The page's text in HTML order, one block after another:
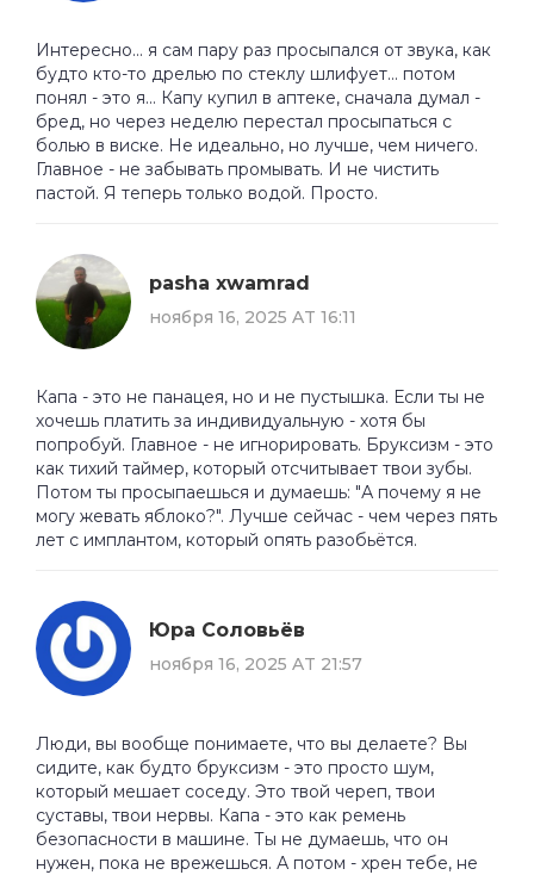
Интересно... я сам пару раз просыпался от звука, как
будто кто-то дрелью по стеклу шлифует... потом
понял - это я... Капу купил в аптеке, сначала думал -
бред, но через неделю перестал просыпаться с
болью в виске. Не идеально, но лучше, чем ничего.
Главное - не забывать промывать. И не чистить
пастой. Я теперь только водой. Просто.
pasha xwamrad
ноября 16, 2025 AT 16:11
Капа - это не панацея, но и не пустышка. Если ты не
хочешь платить за индивидуальную - хотя бы
попробуй. Главное - не игнорировать. Бруксизм - это
как тихий таймер, который отсчитывает твои зубы.
Потом ты просыпаешься и думаешь: "А почему я не
могу жевать яблоко?". Лучше сейчас - чем через пять
лет с имплантом, который опять разобьётся.
Юра Соловьёв
ноября 16, 2025 AT 21:57
Люди, вы вообще понимаете, что вы делаете? Вы
сидите, как будто бруксизм - это просто шум,
который мешает соседу. Это твой череп, твои
суставы, твои нервы. Капа - это как ремень
безопасности в машине. Ты не думаешь, что он
нужен, пока не врежешься. А потом - хрен тебе, не